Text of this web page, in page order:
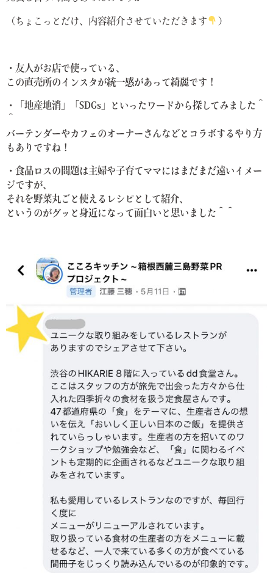
（ちょこっとだけ、内容紹介させていただきます ）
・友人がお店で使っている、
この直売所のインスタが統一感があって綺麗です！
・「地産地消」「SDGs」といったワードから探してみました＾
バーテンダーやカフェのオーナーさんなどとコラボするやり方
もありですね！
・食品ロスの問題は主婦や子育てママにはまだまだ遠いイメー
ジですが、
それを野菜丸ごと使えるレシピとして紹介、
というのがグッと身近になって面白いと思いました＾＾